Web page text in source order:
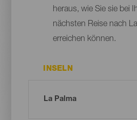
heraus, wie Sie sie bei
nächsten Reise nach
erreichen können.
INSELN